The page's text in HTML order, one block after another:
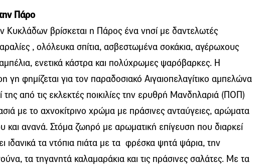
Πάρο
Κυκλάδων βρίσκεται η Πάρος ένα νησί με δαντελωτές
, ολόλευκα σπίτια, ασβεστωμένα σοκάκια, αγέρωχους
ενετικά κάστρα και πολύχρωμες ψαρόβαρκες. Η
γη φημίζεται για τον παραδοσιακό Αιγαιοπελαγίτικο αμπελώνα
της από τις εκλεκτές ποικιλίες την ερυθρή Μανδηλαριά (ΠΟΠ)
με το αχνοκίτρινο χρώμα με πράσινες ανταύγειες, αρώματα
και ανανά. Στόμα ζωηρό με αρωματική επίγευση που διαρκεί
ιδανικά τα ντόπια πιάτα με τα φρέσκα ψητά ψάρια, την
τα τηγανητά καλαμαράκια και τις πράσινες σαλάτες. Με τα